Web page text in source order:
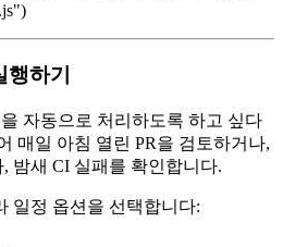
하기
자동으로 처리하도록 하고 싶다
매일 아침 열린 PR을 검토하거나,
밤새 CI 실패를 확인합니다.
일정 옵션을 선택합니다: